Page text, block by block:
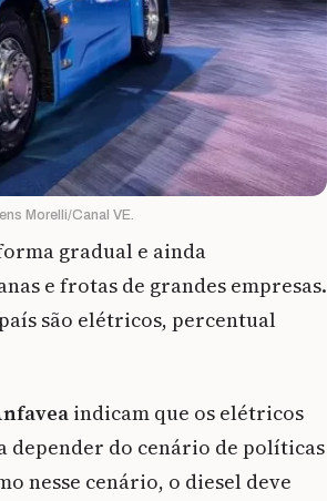
Morelli/Canal VE.
gradual e ainda
e frotas de grandes empresas.
são elétricos, percentual
indicam que os elétricos
depender do cenário de políticas
nesse cenário, o diesel deve